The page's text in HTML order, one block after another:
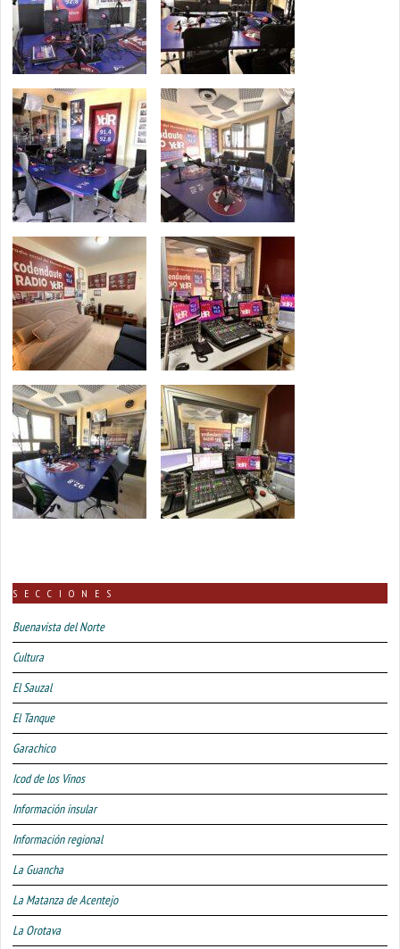
SECCIONES
Buenavista del Norte
Cultura
El Sauzal
El Tanque
Garachico
Icod de los Vinos
Información insular
Información regional
La Guancha
La Matanza de Acentejo
La Orotava